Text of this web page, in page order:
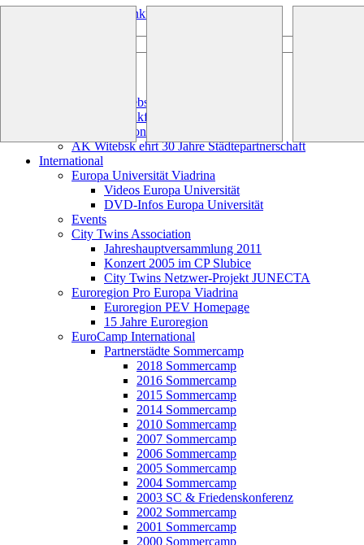
Frankfurt-Oder.eu
2019 in Witebsk
2018 in Frankfurt & Slubice
2020 Heilbronn Bürgerdialog
AK Witebsk ehrt 30 Jahre Städtepartnerschaft
International
Europa Universität Viadrina
Videos Europa Universität
DVD-Infos Europa Universität
Events
City Twins Association
Jahreshauptversammlung 2011
Konzert 2005 im CP Slubice
City Twins Netzwer-Projekt JUNECTA
Euroregion Pro Europa Viadrina
Euroregion PEV Homepage
15 Jahre Euroregion
EuroCamp International
Partnerstädte Sommercamp
2018 Sommercamp
2016 Sommercamp
2015 Sommercamp
2014 Sommercamp
2010 Sommercamp
2007 Sommercamp
2006 Sommercamp
2005 Sommercamp
2004 Sommercamp
2003 SC & Friedenskonferenz
2002 Sommercamp
2001 Sommercamp
2000 Sommercamp